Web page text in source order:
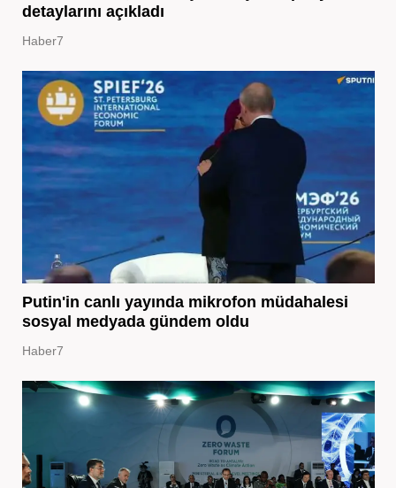
detaylarını açıkladı
Haber7
Putin'in canlı yayında mikrofon müdahalesi
sosyal medyada gündem oldu
Haber7